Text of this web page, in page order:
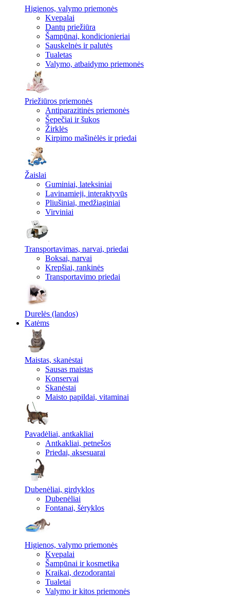
Higienos, valymo priemonės
Kvepalai
Dantų priežiūra
Šampūnai, kondicionieriai
Sauskelnės ir palutės
Tualetas
Valymo, atbaidymo priemonės
Priežiūros priemonės
Antiparazitinės priemonės
Šepečiai ir šukos
Žirklės
Kirpimo mašinėlės ir priedai
Žaislai
Guminiai, lateksiniai
Lavinamieji, interaktyvūs
Pliušiniai, medžiaginiai
Virviniai
Transportavimas, narvai, priedai
Boksai, narvai
Krepšiai, rankinės
Transportavimo priedai
Durelės (landos)
Katėms
Maistas, skanėstai
Sausas maistas
Konservai
Skanėstai
Maisto papildai, vitaminai
Pavadėliai, antkakliai
Antkakliai, petnešos
Priedai, aksesuarai
Dubenėliai, girdyklos
Dubenėliai
Fontanai, šėryklos
Higienos, valymo priemonės
Kvepalai
Šampūnai ir kosmetika
Kraikai, dezodorantai
Tualetai
Valymo ir kitos priemonės